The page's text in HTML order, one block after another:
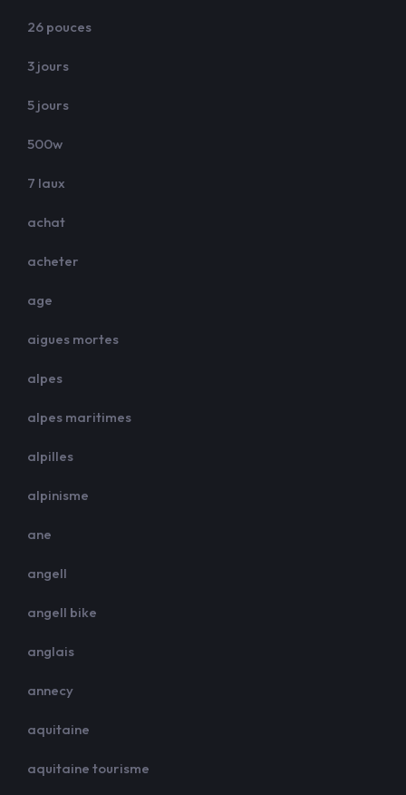
26 pouces
3 jours
5 jours
500w
7 laux
achat
acheter
age
aigues mortes
alpes
alpes maritimes
alpilles
alpinisme
ane
angell
angell bike
anglais
annecy
aquitaine
aquitaine tourisme